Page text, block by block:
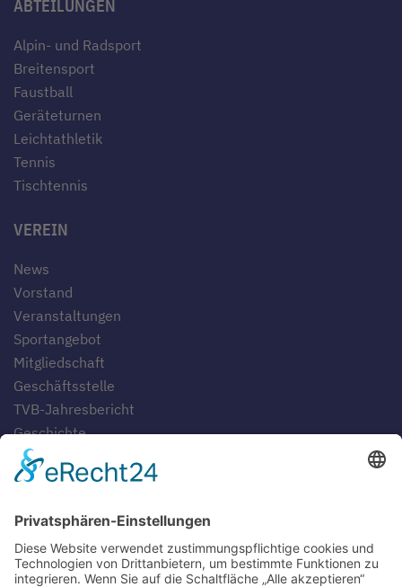
ABTEILUNGEN
Alpin- und Radsport
Breitensport
Faustball
Geräteturnen
Leichtathletik
Tennis
Tischtennis
VEREIN
News
Vorstand
Veranstaltungen
Sportangebot
Mitgliedschaft
Geschäftsstelle
TVB-Jahresbericht
Geschichte
Gaststätten
Blog
Downloads